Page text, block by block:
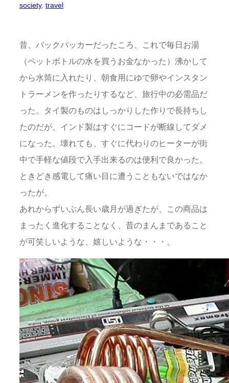
society, travel
昔、バックパッカーだったころ、これで毎日お湯
（ペットボトルの水を買うお金なかった）沸かして
から水筒に入れたり、朝食用にゆで卵やインスタン
トラーメンを作ったりするなど、旅行中の必需品だ
った。タイ製のものはしっかりした作りで長持ちし
たのだが、インド製はすぐにコードが断線してダメ
になった。壊れても、すぐに代わりのヒーターが街
中で手軽な値段で入手出来るのは便利で良かった。
ときどき感電して痛い目に遭うこともないではなか
ったが。
あれからずいぶん長い歳月が過ぎたが、この商品は
まったく進化することなく、昔のまんまであること
が可笑しいような、嬉しいような・・・。